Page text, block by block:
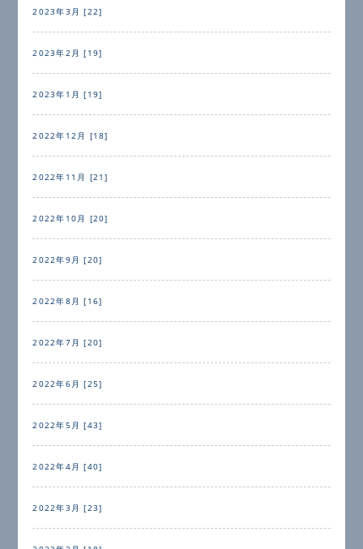
2023年3月 [22]
2023年2月 [19]
2023年1月 [19]
2022年12月 [18]
2022年11月 [21]
2022年10月 [20]
2022年9月 [20]
2022年8月 [16]
2022年7月 [20]
2022年6月 [25]
2022年5月 [43]
2022年4月 [40]
2022年3月 [23]